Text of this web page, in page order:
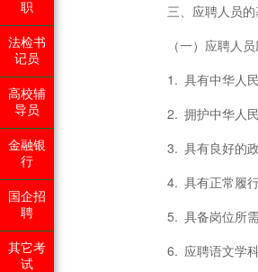
三、应聘人员
（一）应聘人
1. 具有中华人
2. 拥护中华人
3. 具有良好的
4. 具有正常履
5. 具备岗位所
6. 应聘语文学
职
法检书
记员
高校辅
导员
金融银
行
国企招
聘
其它考
试